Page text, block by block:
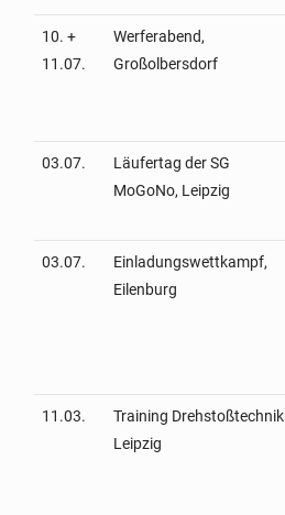
10. +
11.07.
Werferabend,
Großolbersdorf
03.07.
Läufertag der SG
MoGoNo, Leipzig
03.07.
Einladungswettkampf,
Eilenburg
11.03.
Training Drehstoßtechnik
Leipzig